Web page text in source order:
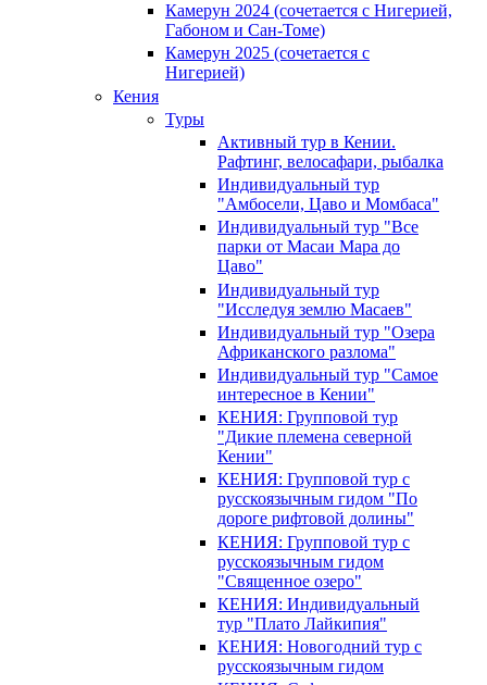
Камерун 2024 (сочетается с Нигерией,
Габоном и Сан-Томе)
Камерун 2025 (сочетается с
Нигерией)
Кения
Туры
Активный тур в Кении.
Рафтинг, велосафари, рыбалка
Индивидуальный тур
"Амбосели, Цаво и Момбаса"
Индивидуальный тур "Все
парки от Масаи Мара до
Цаво"
Индивидуальный тур
"Исследуя землю Масаев"
Индивидуальный тур "Озера
Африканского разлома"
Индивидуальный тур "Самое
интересное в Кении"
КЕНИЯ: Групповой тур
"Дикие племена северной
Кении"
КЕНИЯ: Групповой тур с
русскоязычным гидом "По
дороге рифтовой долины"
КЕНИЯ: Групповой тур с
русскоязычным гидом
"Священное озеро"
КЕНИЯ: Индивидуальный
тур "Плато Лайкипия"
КЕНИЯ: Новогодний тур с
русскоязычным гидом